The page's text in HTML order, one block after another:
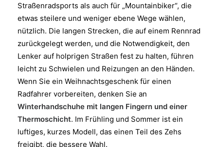
Straßenradsports als auch für „Mountainbiker“, die
etwas steilere und weniger ebene Wege wählen,
nützlich. Die langen Strecken, die auf einem Rennrad
zurückgelegt werden, und die Notwendigkeit, den
Lenker auf holprigen Straßen fest zu halten, führen
leicht zu Schwielen und Reizungen an den Händen.
Wenn Sie ein Weihnachtsgeschenk für einen
Radfahrer vorbereiten, denken Sie an
Winterhandschuhe mit langen Fingern und einer
Thermoschicht. Im Frühling und Sommer ist ein
luftiges, kurzes Modell, das einen Teil des Zehs
freigibt, die bessere Wahl.